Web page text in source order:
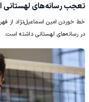
تعجب رسانه‌های لهستانی
خط خوردن امین اسماعیل‌نژاد از
در رسانه‌های لهستانی داشته است.